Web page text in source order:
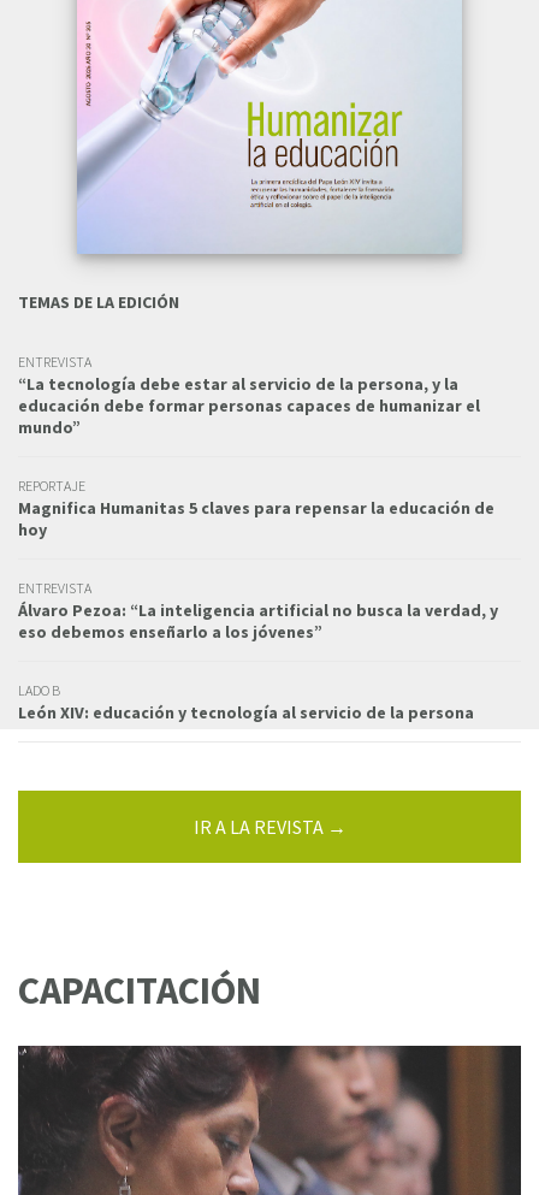
TEMAS DE LA EDICIÓN
ENTREVISTA
“La tecnología debe estar al servicio de la persona, y la
educación debe formar personas capaces de humanizar el
mundo”
REPORTAJE
Magnifica Humanitas 5 claves para repensar la educación de
hoy
ENTREVISTA
Álvaro Pezoa: “La inteligencia artificial no busca la verdad, y
eso debemos enseñarlo a los jóvenes”
LADO B
León XIV: educación y tecnología al servicio de la persona
IR A LA REVISTA →
CAPACITACIÓN